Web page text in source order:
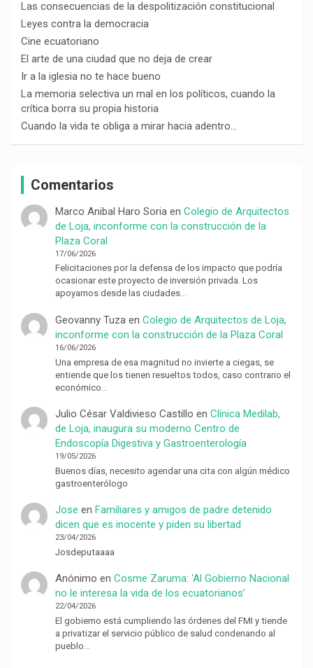
Las consecuencias de la despolitización constitucional
Leyes contra la democracia
Cine ecuatoriano
El arte de una ciudad que no deja de crear
Ir a la iglesia no te hace bueno
La memoria selectiva un mal en los políticos, cuando la
crítica borra su propia historia
Cuando la vida te obliga a mirar hacia adentro…
Comentarios
Marco Anibal Haro Soriaen Colegio de Arquitectos
de Loja, inconforme con la construcción de la
Plaza Coral
17/06/2026
Felicitaciones por la defensa de los impacto que podría
ocasionar este proyecto de inversión privada. Los
apoyamos desde las ciudades…
Geovanny Tuzaen Colegio de Arquitectos de Loja,
inconforme con la construcción de la Plaza Coral
16/06/2026
Una empresa de esa magnitud no invierte a ciegas, se
entiende que los tienen resueltos todos, caso contrario el
económico…
Julio César Valdivieso Castillo en Clínica Medilab,
de Loja, inaugura su moderno Centro de
Endoscopía Digestiva y Gastroenterología
19/05/2026
Buenos días, necesito agendar una cita con algún médico
gastroenterólogo
Jose en Familiares y amigos de padre detenido
dicen que es inocente y piden su libertad
23/04/2026
Josdeputaaaa
Anónimo en Cosme Zaruma: ‘Al Gobierno Nacional
no le interesa la vida de los ecuatorianos’
22/04/2026
El gobierno está cumpliendo las órdenes del FMI y tiende
a privatizar el servicio público de salud condenando al
pueblo…